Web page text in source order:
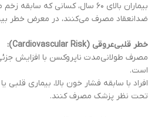
بیماران بالای ۶۰ سال، کسانی که
ضدانعقاد مصرف می‌کنند، در معرض خطر
خطر قلبی‌عروقی (Cardiovascular Risk):
مصرف طولانی‌مدت ناپروکسن با افزایش
است.
افراد با سابقه فشار خون بالا، بیماری قلبی
تحت نظر پزشک مصرف کنند.